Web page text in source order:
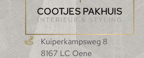
Kuiperkampsweg 8
8167 LC Oene